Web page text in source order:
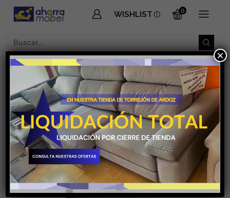
WISHLIST 0
INPUT
INICIO SALÓN SILLAS ×